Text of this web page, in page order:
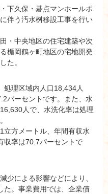
下久保・碁点マンホールポ
伴う汚水桝移設工事を行い
・中央地区の住宅建築や次
楯岡鶴ヶ町地区の宅地開発
た。
処理区域内人口18,434人
パーセントです。また、水
人で、水洗化率は処理
立方メートル、年間有収水
収率は70.7パーセントで
少による影響などにより、
た。事業費用では、企業債